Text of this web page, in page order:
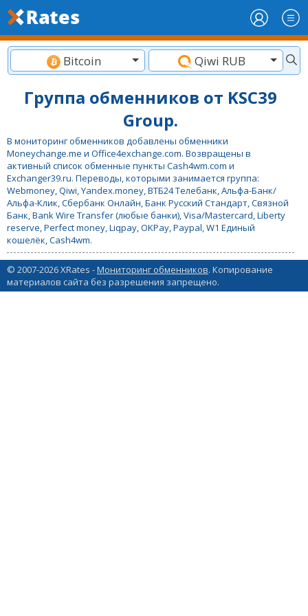
Bitcoin Qiwi RUB
Группа обменников от KSC39
Group.
В мониторинг обменников добавлены обменники
Moneychange.me и Office4exchange.com. Возвращены в
активный список обменные пункты Cash4wm.com и
Exchanger39.ru. Переводы, которыми занимается группа:
Webmoney, Qiwi, Yandex.money, ВТБ24 Телебанк, Альфа-Банк/
Альфа-Клик, Сбербанк Онлайн, Банк Русский Стандарт, Связной
Банк, Bank Wire Transfer (любые банки), Visa/Mastercard, Liberty
reserve, Perfect money, Liqpay, OKPay, Paypal, W1 Единый
кошелёк, Cash4wm.
© 2007-2026 XRates -Мониторинг обменников. Копирование
материалов сайта без разрешения запрещено.